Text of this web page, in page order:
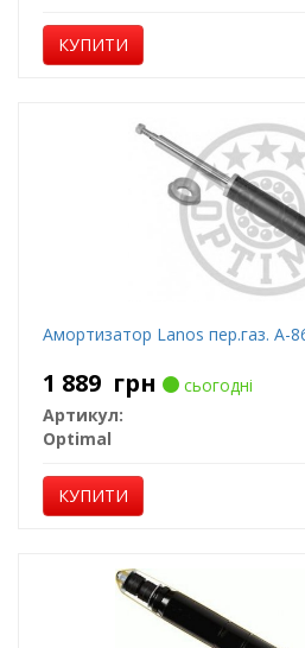
КУПИТИ
Амортизатор Lanos пер.газ. A-
1 889 грн
сьогодні
Артикул:
Optimal
КУПИТИ